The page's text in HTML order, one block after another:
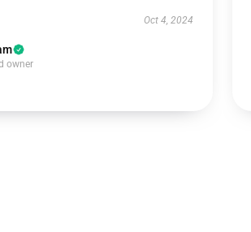
Oct 4, 2024
owner